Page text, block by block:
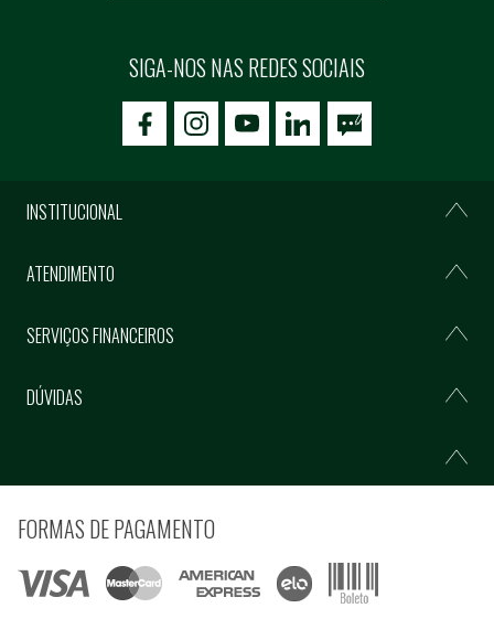
SIGA-NOS NAS REDES SOCIAIS
icon-facebookicon-social02icon-social03
INSTITUCIONAL
ATENDIMENTO
SERVIÇOS FINANCEIROS
DÚVIDAS
FORMAS DE PAGAMENTO